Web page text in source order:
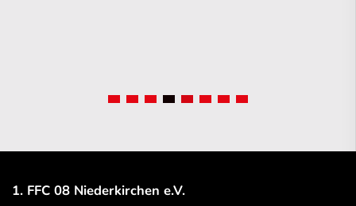
1. FFC 08 Niederkirchen e.V.